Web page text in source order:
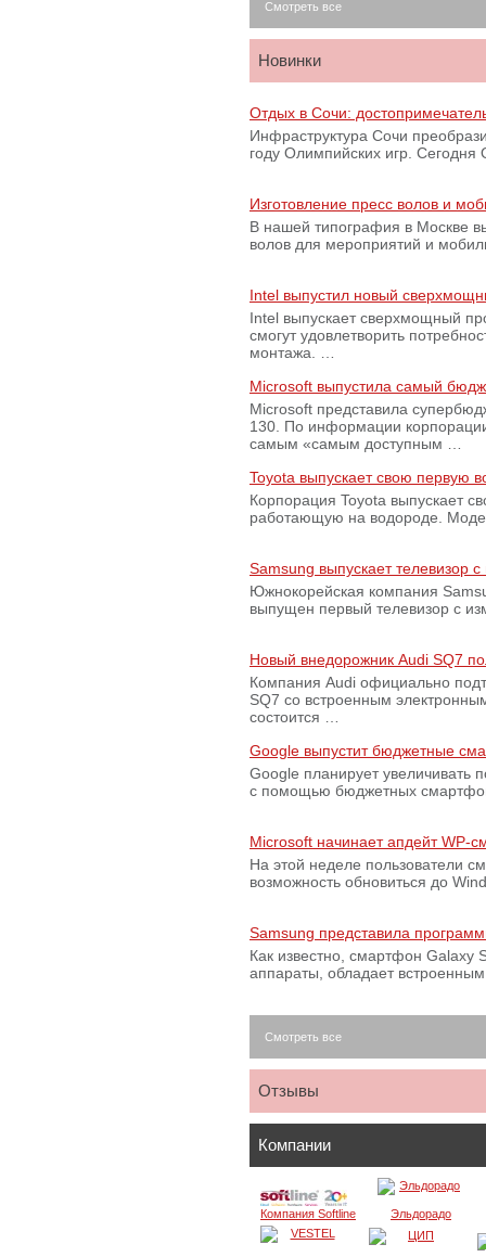
Смотреть все
Новинки
Отдых в Сочи:
Инфраструктура Сочи
году Олимпийских игр.
Изготовление пресс волов и
В нашей типография в Москве
волов для мероприятий и
Intel выпустил новый
Intel выпускает сверхмощный
смогут удовлетворить
монтажа. …
Microsoft выпустила самый
Microsoft представила
130. По информации
самым «самым доступным …
Toyota выпускает свою первую
Корпорация Toyota выпускает
работающую на водороде.
Samsung выпускает телевизор
Южнокорейская компания
выпущен первый телевизор с
Новый внедорожник Audi SQ7
Компания Audi официально
SQ7 со встроенным
состоится …
Google выпустит бюджетные
Google планирует увеличивать
с помощью бюджетных
Microsoft начинает апдейт WP-
На этой неделе пользователи
возможность обновиться до
Samsung представила
Как известно, смартфон Galaxy
аппараты, обладает
Смотреть все
Отзывы
Компании
Компания Softline Эльдорадо